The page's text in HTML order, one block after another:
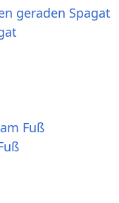
geraden Spagat
Fuß